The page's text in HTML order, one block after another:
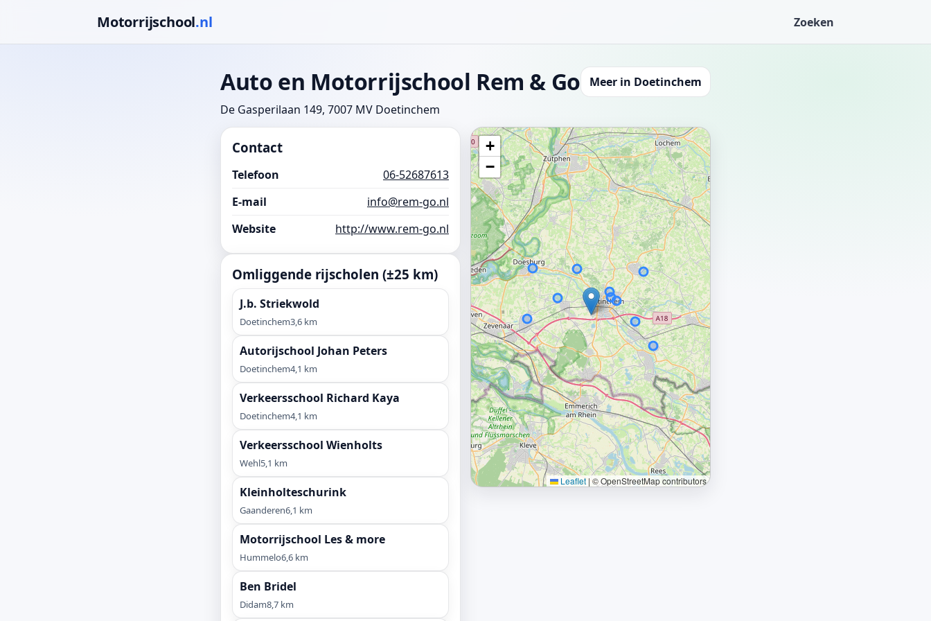
Motorrijschool.nl Zoeken
Auto en Motorrijschool Rem & Go
De Gasperilaan 149, 7007 MV Doetinchem
Meer in Doetinchem
Contact
Telefoon
06-52687613
E-mail
info@rem-go.nl
Website
http://www.rem-go.nl
Omliggende rijscholen (±25 km)
J.b. Striekwold
Doetinchem3,6 km
Autorijschool Johan Peters
Doetinchem4,1 km
Verkeersschool Richard Kaya
Doetinchem4,1 km
Verkeersschool Wienholts
Wehl5,1 km
Kleinholteschurink
Gaanderen6,1 km
Motorrijschool Les & more
Hummelo6,6 km
Ben Bridel
Didam8,7 km
+
−
Leaflet | © OpenStreetMap contributors